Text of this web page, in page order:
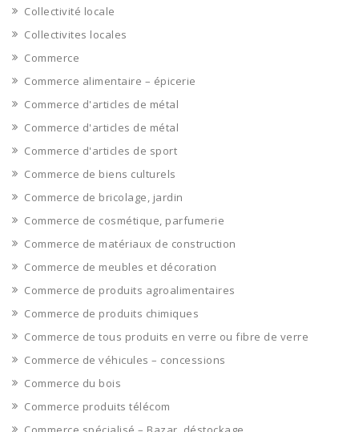
Collectivité locale
Collectivites locales
Commerce
Commerce alimentaire – épicerie
Commerce d'articles de métal
Commerce d'articles de métal
Commerce d'articles de sport
Commerce de biens culturels
Commerce de bricolage, jardin
Commerce de cosmétique, parfumerie
Commerce de matériaux de construction
Commerce de meubles et décoration
Commerce de produits agroalimentaires
Commerce de produits chimiques
Commerce de tous produits en verre ou fibre de verre
Commerce de véhicules – concessions
Commerce du bois
Commerce produits télécom